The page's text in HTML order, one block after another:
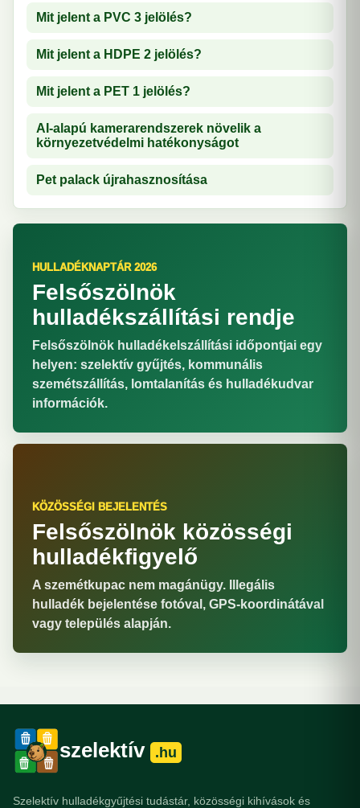
Mit jelent a PVC 3 jelölés?
Mit jelent a HDPE 2 jelölés?
Mit jelent a PET 1 jelölés?
AI-alapú kamerarendszerek növelik a
környezetvédelmi hatékonyságot
Pet palack újrahasznosítása
HULLADÉKNAPTÁR 2026
Felsőszölnök
hulladékszállítási rendje
Felsőszölnök hulladékelszállítási időpontjai egy
helyen: szelektív gyűjtés, kommunális
szemétszállítás, lomtalanítás és hulladékudvar
információk.
KÖZÖSSÉGI BEJELENTÉS
Felsőszölnök közösségi
hulladékfigyelő
A szemétkupac nem magánügy. Illegális
hulladék bejelentése fotóval, GPS-koordinátával
vagy település alapján.
szelektív .hu
Szelektív hulladékgyűjtési tudástár, közösségi kihívások és